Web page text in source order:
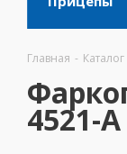
Главная - Каталог
4521-A